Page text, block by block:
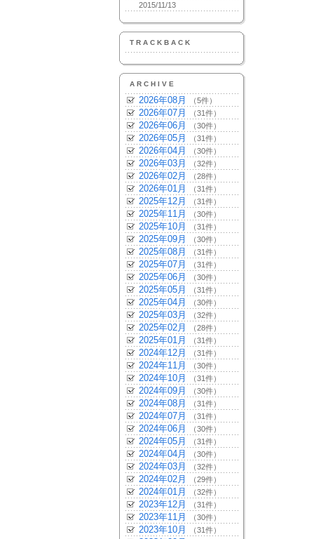
2015/11/13
TRACKBACK
ARCHIVE
2026年08月 （5件）
2026年07月 （31件）
2026年06月 （30件）
2026年05月 （31件）
2026年04月 （30件）
2026年03月 （32件）
2026年02月 （28件）
2026年01月 （31件）
2025年12月 （31件）
2025年11月 （30件）
2025年10月 （31件）
2025年09月 （30件）
2025年08月 （31件）
2025年07月 （31件）
2025年06月 （30件）
2025年05月 （31件）
2025年04月 （30件）
2025年03月 （32件）
2025年02月 （28件）
2025年01月 （31件）
2024年12月 （31件）
2024年11月 （30件）
2024年10月 （31件）
2024年09月 （30件）
2024年08月 （31件）
2024年07月 （31件）
2024年06月 （30件）
2024年05月 （31件）
2024年04月 （30件）
2024年03月 （32件）
2024年02月 （29件）
2024年01月 （32件）
2023年12月 （31件）
2023年11月 （30件）
2023年10月 （31件）